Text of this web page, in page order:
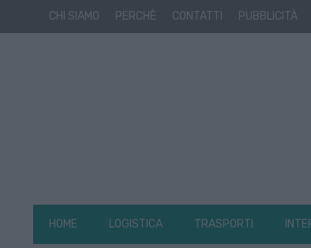
CHI SIAMO PERCHÈ CONTATTI PUBBLICITÀ
HOME LOGISTICA TRASPORTI